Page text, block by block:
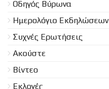
Οδηγός Βύρωνα
Ημερολόγιο Εκδηλώσεων
Συχνές Ερωτήσεις
Ακούστε
Βίντεο
Εκλογές